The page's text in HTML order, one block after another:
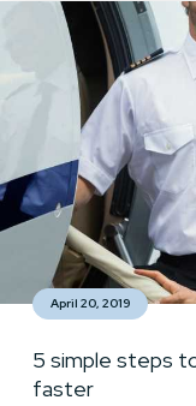
April 20, 2019
5 simple steps
faster